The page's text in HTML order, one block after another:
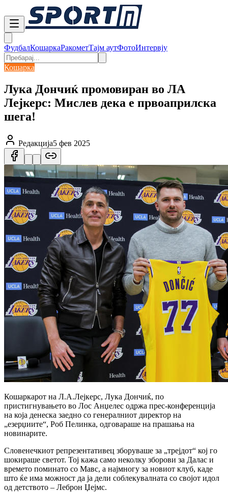
ФудбалКошаркаРакометТајм аутФотоИнтервју
Кошарка
Лука Дончиќ промовиран во ЛА
Лејкерс: Мислев дека е првоаприлска
шега!
Редакција5 фев 2025
Кошаркарот на Л.А.Лејкерс, Лука Дончиќ, по
пристигнувањето во Лос Анџелес одржа прес-конференција
на која денеска заедно со генералниот директор на
„езерџиите“, Роб Пелинка, одговараше на прашања на
новинарите.
Словенечкиот репрезентативец зборуваше за „трејдот“ кој го
шокираше светот. Тој кажа само неколку зборови за Далас и
времето поминато со Мавс, а најмногу за новиот клуб, каде
што ќе има можност да ја дели соблекувалната со својот идол
од детството – Леброн Џејмс.